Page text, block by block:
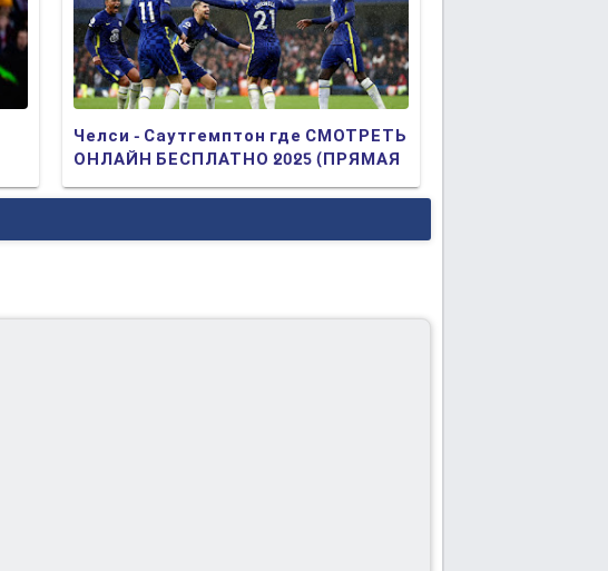
Челси - Саутгемптон где СМОТРЕТЬ
ОНЛАЙН БЕСПЛАТНО 2025 (ПРЯМАЯ
ТРАНСЛЯЦИЯ)